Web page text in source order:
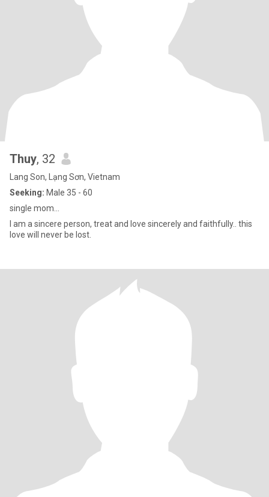
Thuy, 32
Lang Son, Lạng Sơn, Vietnam
Seeking: Male 35 - 60
single mom...
I am a sincere person, treat and love sincerely and faithfully.. this
love will never be lost.